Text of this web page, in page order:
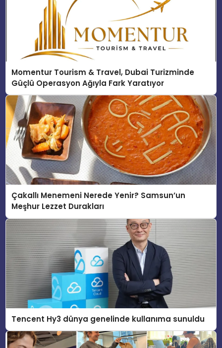
Momentur Tourism & Travel, Dubai Turizminde
Güçlü Operasyon Ağıyla Fark Yaratıyor
Çakallı Menemeni Nerede Yenir? Samsun’un
Meşhur Lezzet Durakları
Tencent Hy3 dünya genelinde kullanıma sunuldu